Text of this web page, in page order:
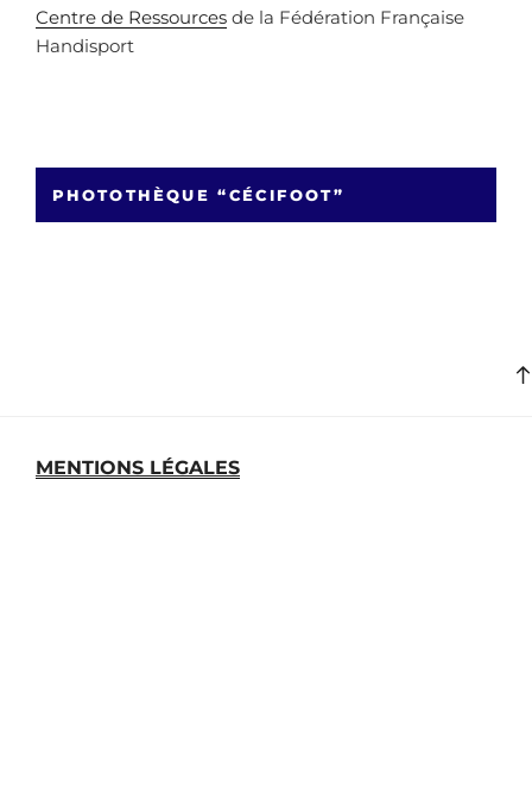
Centre de Ressources de la Fédération Française
Handisport
PHOTOTHÈQUE “CÉCIFOOT”
MENTIONS LÉGALES